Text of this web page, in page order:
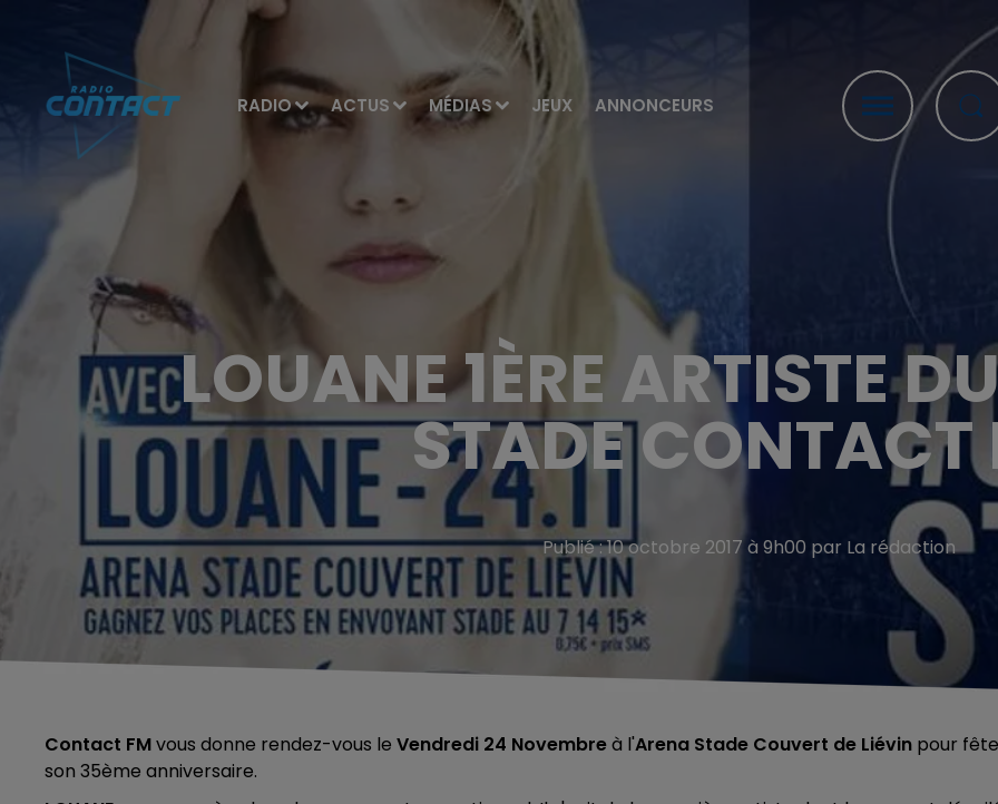
RADIO ACTUS MÉDIAS JEUX ANNONCEURS
LOUANE 1ÈRE ARTISTE
STADE CONTACT
Publié : 10 octobre 2017 à 9h00 par La rédaction
Contact FMvous donne rendez-vous le Vendredi 24 Novembreà l'Arena Stade Couvert de Liévin pour
son 35ème anniversaire.